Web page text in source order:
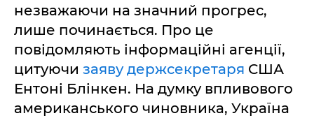
незважаючи на значний прогрес,
лише починається. Про це
повідомляють інформаційні агенції,
цитуючи заяву держсекретаря США
Ентоні Блінкен. На думку впливового
американського чиновника, Україна